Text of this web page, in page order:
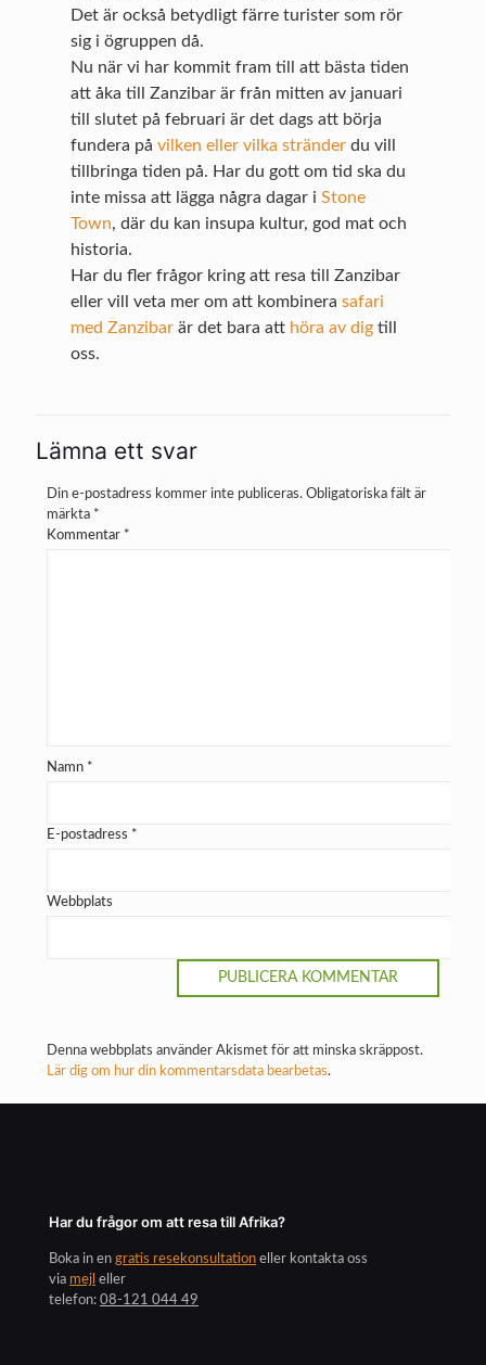
Det är också betydligt färre turister som rör
sig i ögruppen då.
Nu när vi har kommit fram till att bästa tiden
att åka till Zanzibar är från mitten av januari
till slutet på februari är det dags att börja
fundera påvilken eller vilka stränder du vill
tillbringa tiden på. Har du gott om tid ska du
inte missa att lägga några dagar iStone
Town, där du kan insupa kultur, god mat och
historia.
Har du fler frågor kring att resa till Zanzibar
eller vill veta mer om att kombinerasafari
med Zanzibar är det bara att höra av dig till
oss.
Lämna ett svar
Din e-postadress kommer inte publiceras. Obligatoriska fält är
märkta *
Kommentar *
Namn *
E-postadress *
Webbplats
Denna webbplats använder Akismet för att minska skräppost.
Lär dig om hur din kommentarsdata bearbetas.
Har du frågor om att resa till Afrika?
Boka in en gratis resekonsultation eller kontakta oss
via mejl eller
telefon: 08-121 044 49